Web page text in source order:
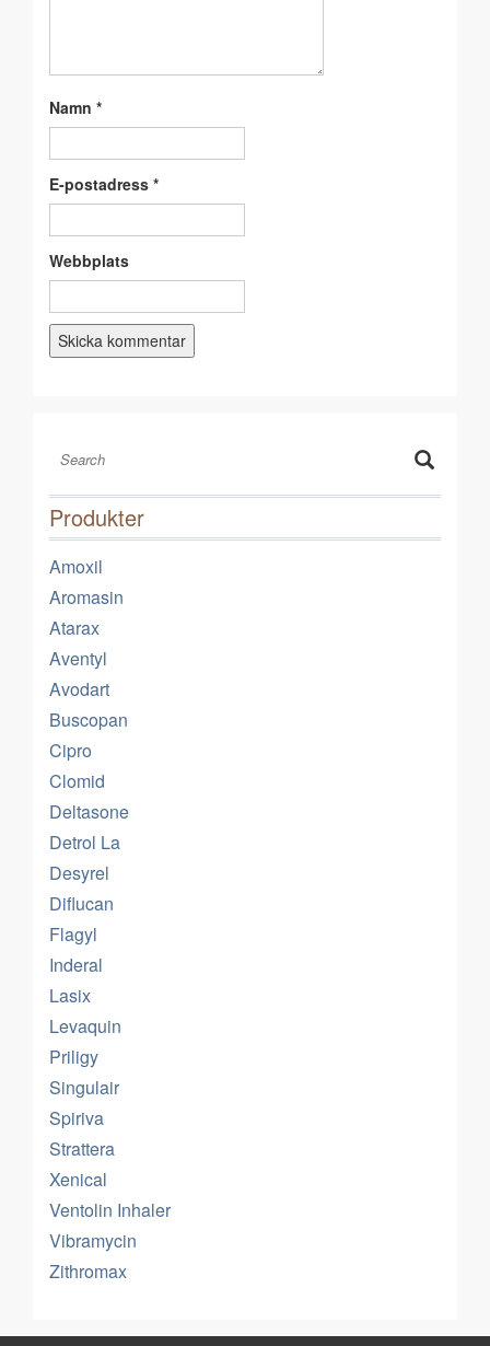
Namn *
E-postadress *
Webbplats
Produkter
Amoxil
Aromasin
Atarax
Aventyl
Avodart
Buscopan
Cipro
Clomid
Deltasone
Detrol La
Desyrel
Diflucan
Flagyl
Inderal
Lasix
Levaquin
Priligy
Singulair
Spiriva
Strattera
Xenical
Ventolin Inhaler
Vibramycin
Zithromax